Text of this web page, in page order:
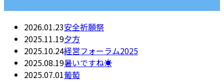
2026.01.23安全祈願祭
2025.11.19夕方
2025.10.24経営フォーラム2025
2025.08.19暑いですね☀️
2025.07.01葡萄